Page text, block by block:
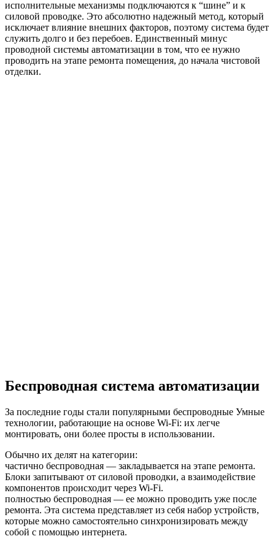
исполнительные механизмы подключаются к “шине” и к
силовой проводке. Это абсолютно надежный метод, который
исключает влияние внешних факторов, поэтому система будет
служить долго и без перебоев. Единственный минус
проводной системы автоматизации в том, что ее нужно
проводить на этапе ремонта помещения, до начала чистовой
отделки.
Беспроводная система автоматизации
За последние годы стали популярными беспроводные Умные
технологии, работающие на основе Wi-Fi: их легче
монтировать, они более просты в использовании.
Обычно их делят на категории:
частично беспроводная — закладывается на этапе ремонта.
Блоки запитывают от силовой проводки, а взаимодействие
компонентов происходит через Wi-Fi.
полностью беспроводная — ее можно проводить уже после
ремонта. Эта система представляет из себя набор устройств,
которые можно самостоятельно синхронизировать между
собой с помощью интернета.